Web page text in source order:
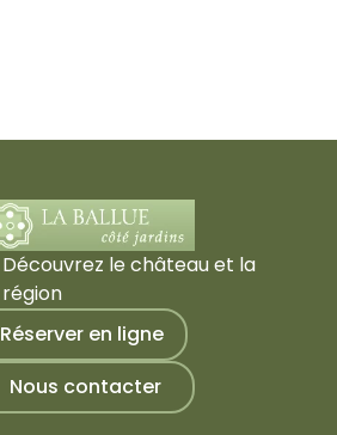
Découvrez le château et la
région
Réserver en ligne
Nous contacter